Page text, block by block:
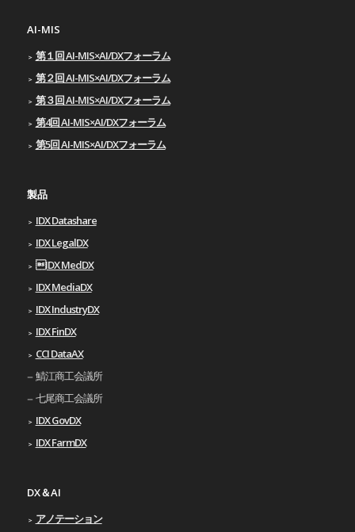
AI-MIS
第１回 AI-MIS×AI/DXフォーラム
第２回 AI-MIS×AI/DXフォーラム
第３回 AI-MIS×AI/DXフォーラム
第4回 AI-MIS×AI/DXフォーラム
第5回 AI-MIS×AI/DXフォーラム
製品
IDX Datashare
IDX LegalDX
IDX MedDX
IDX MediaDX
IDX IndustryDX
IDX FinDX
CCI DataAX
鯖江商工会議所
七尾商工会議所
IDX GovDX
IDX FarmDX
DX＆AI
アノテーション